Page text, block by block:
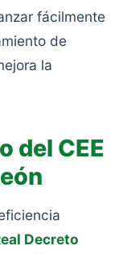
fácilmente
de
la
del CEE
Decreto